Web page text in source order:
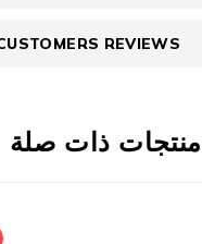
CUSTOMERS REVIEWS
ذات صلة